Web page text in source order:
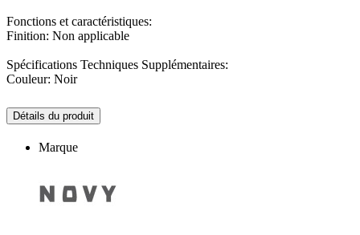
Fonctions et caractéristiques:
Finition: Non applicable
Spécifications Techniques Supplémentaires:
Couleur: Noir
Détails du produit
Marque